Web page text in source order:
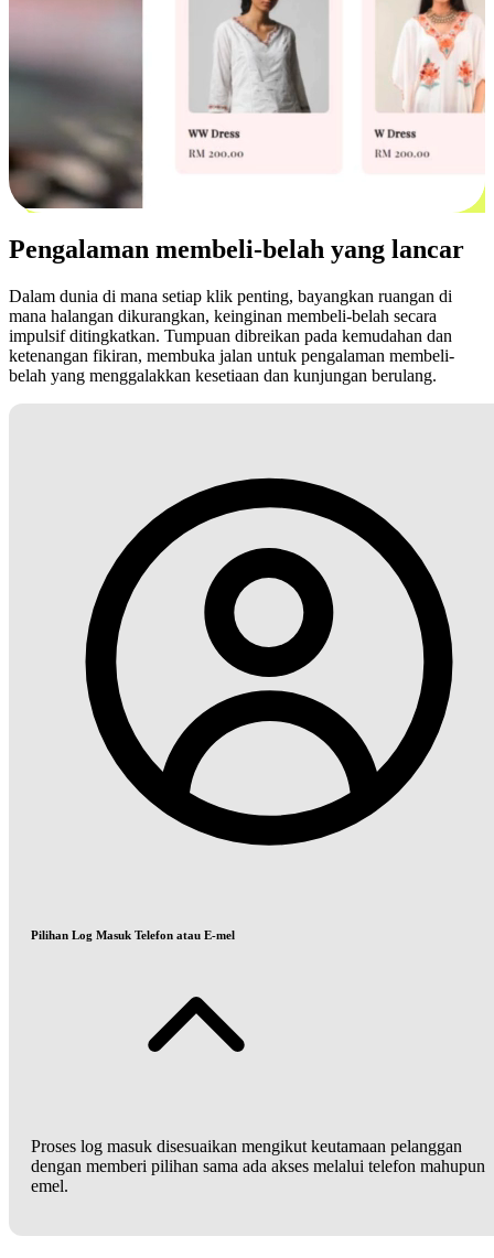
Pengalaman membeli-belah yang lancar
Dalam dunia di mana setiap klik penting, bayangkan ruangan di
mana halangan dikurangkan, keinginan membeli-belah secara
impulsif ditingkatkan. Tumpuan dibreikan pada kemudahan dan
ketenangan fikiran, membuka jalan untuk pengalaman membeli-
belah yang menggalakkan kesetiaan dan kunjungan berulang.
Pilihan Log Masuk Telefon atau E-mel
Proses log masuk disesuaikan mengikut keutamaan pelanggan
dengan memberi pilihan sama ada akses melalui telefon mahupun
emel.